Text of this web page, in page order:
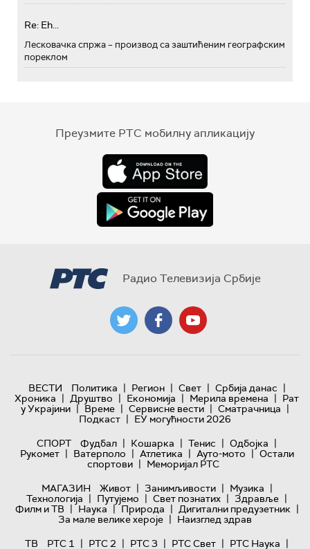
Re: Eh...
Лесковачка спржа – производ са заштићеним географским
пореклом
Преузмите РТС мобилну апликацију
Радио Телевизија Србије
ВЕСТИ Политика | Регион | Свет | Србија данас |
Хроника | Друштво | Економија | Мерила времена | Рат
у Украјини | Време | Сервисне вести | Сматрачница |
Подкаст | ЕУ могућности 2026
СПОРТ
Фудбал | Кошарка | Тенис | Одбојка |
Рукомет | Ватерполо | Атлетика | Ауто-мото | Остали
спортови | Меморијал РТС
МАГАЗИН
Живот | Занимљивости | Музика |
Технологијa | Путујемо | Свет познатих | Здравље |
Филм и ТВ | Наука | Природа | Дигитални предузетник |
За мале велике хероје | Наизглед здрав
ТВ
РТС 1 | РТС 2 | РТС 3 | РТС Свет | РТС Наука |